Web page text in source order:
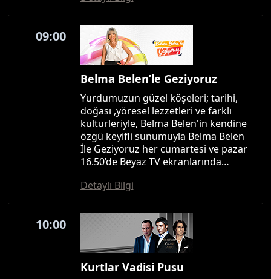
09:00
Belma Belen’le Geziyoruz
Yurdumuzun güzel köşeleri; tarihi,
doğası ,yöresel lezzetleri ve farklı
kültürleriyle, Belma Belen'in kendine
özgü keyifli sunumuyla Belma Belen
İle Geziyoruz her cumartesi ve pazar
16.50’de Beyaz TV ekranlarında…
Detaylı Bilgi
10:00
Kurtlar Vadisi Pusu